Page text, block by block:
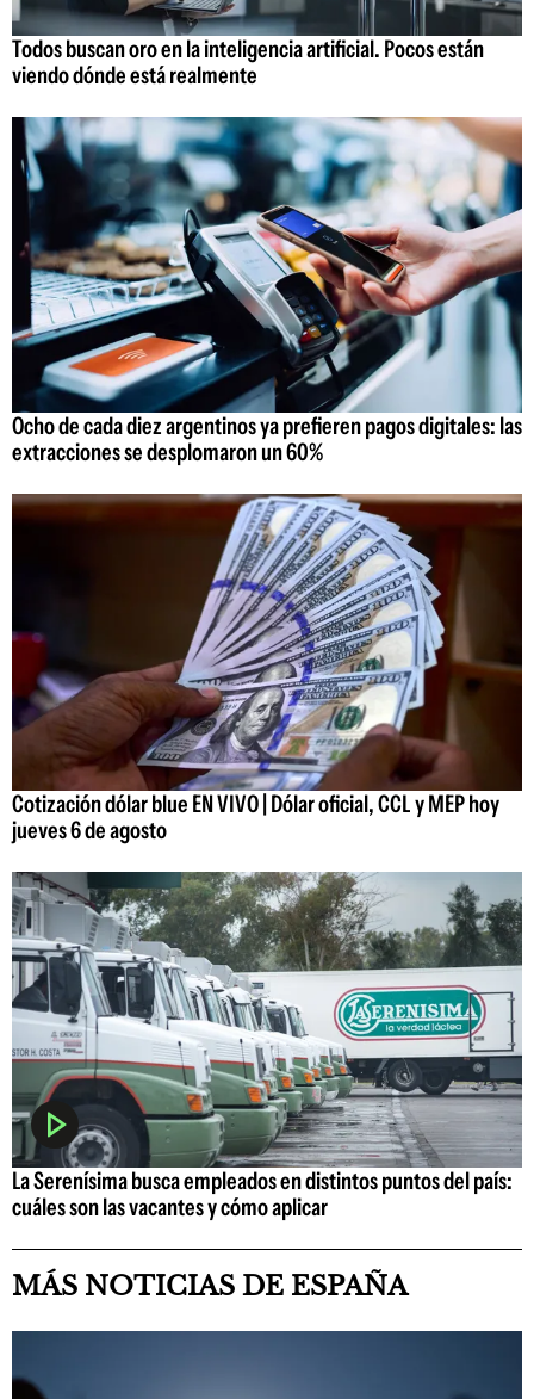
Todos buscan oro en la inteligencia artificial. Pocos están
viendo dónde está realmente
Ocho de cada diez argentinos ya prefieren pagos digitales: las
extracciones se desplomaron un 60%
Cotización dólar blue EN VIVO | Dólar oficial, CCL y MEP hoy
jueves 6 de agosto
La Serenísima busca empleados en distintos puntos del país:
cuáles son las vacantes y cómo aplicar
MÁS NOTICIAS DE ESPAÑA